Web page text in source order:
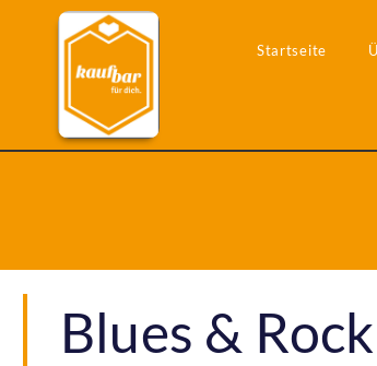
Startseite
Blues &